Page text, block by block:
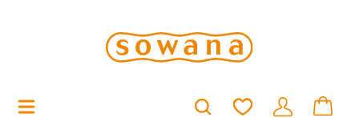
Du hast 0